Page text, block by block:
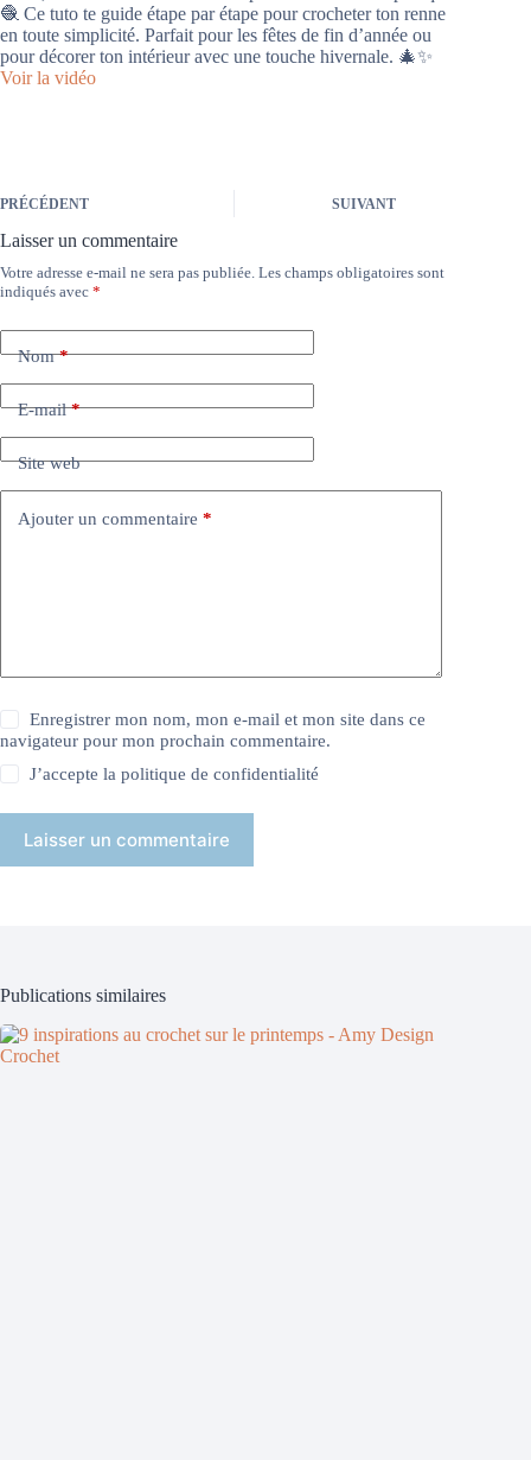
🧶 Ce tuto te guide étape par étape pour crocheter ton renne
en toute simplicité. Parfait pour les fêtes de fin d’année ou
pour décorer ton intérieur avec une touche hivernale. 🎄✨
Voir la vidéo
PRÉCÉDENT SUIVANT
Laisser un commentaire
Votre adresse e-mail ne sera pas publiée. Les champs obligatoires sont
indiqués avec *
Nom*
E-mail*
Site web
Ajouter un commentaire *
Enregistrer mon nom, mon e-mail et mon site dans ce
navigateur pour mon prochain commentaire.
J’accepte lapolitique de confidentialité
Laisser un commentaire
Publications similaires